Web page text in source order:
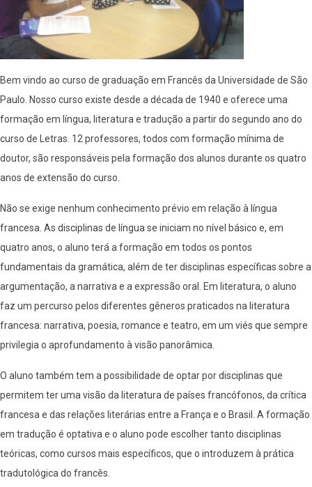
Bem vindo ao curso de graduação em Francês da Universidade de São
Paulo. Nosso curso existe desde a década de 1940 e oferece uma
formação em língua, literatura e tradução a partir do segundo ano do
curso de Letras. 12 professores, todos com formação mínima de
doutor, são responsáveis pela formação dos alunos durante os quatro
anos de extensão do curso.
Não se exige nenhum conhecimento prévio em relação à língua
francesa. As disciplinas de língua se iniciam no nível básico e, em
quatro anos, o aluno terá a formação em todos os pontos
fundamentais da gramática, além de ter disciplinas específicas sobre a
argumentação, a narrativa e a expressão oral. Em literatura, o aluno
faz um percurso pelos diferentes gêneros praticados na literatura
francesa: narrativa, poesia, romance e teatro, em um viés que sempre
privilegia o aprofundamento à visão panorâmica.
O aluno também tem a possibilidade de optar por disciplinas que
permitem ter uma visão da literatura de países francófonos, da crítica
francesa e das relações literárias entre a França e o Brasil. A formação
em tradução é optativa e o aluno pode escolher tanto disciplinas
teóricas, como cursos mais específicos, que o introduzem à prática
tradutológica do francês.